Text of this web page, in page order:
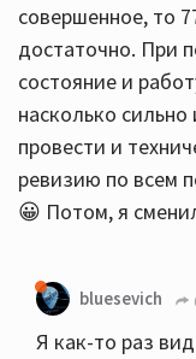
совершенное, то
достаточно. При
состояние и
насколько
провести и
ревизию по всем
😀 Потом, я
bluesevich
Я как-то раз